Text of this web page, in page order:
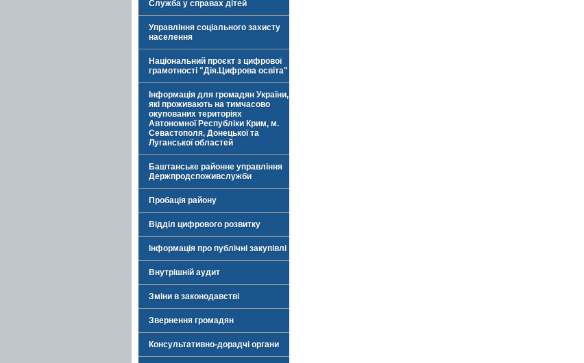
Служба у справах дітей
Управління соціального захисту
населення
Національний проєкт з цифрової
грамотності "Дія.Цифрова освіта"
Інформація для громадян України,
які проживають на тимчасово
окупованих територіях
Автономної Республіки Крим, м.
Севастополя, Донецької та
Луганської областей
Баштанське районне управління
Держпродспоживслужби
Пробація району
Відділ цифрового розвитку
Інформація про публічні закупівлі
Внутрішній аудит
Зміни в законодавстві
Звернення громадян
Консультативно-дорадчі органи